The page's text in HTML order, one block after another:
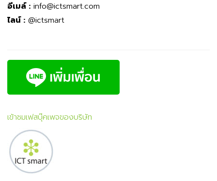
อีเมล์ : info@ictsmart.com
ไลน์ : @ictsmart
เข้าชมเฟสบุ๊คเพจของบริษัท